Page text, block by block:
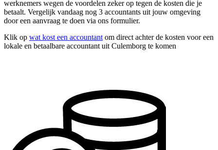
werknemers wegen de voordelen zeker op tegen de kosten die je
betaalt. Vergelijk vandaag nog 3 accountants uit jouw omgeving
door een aanvraag te doen via ons formulier.
Klik op wat kost een accountant om direct achter de kosten voor een
lokale en betaalbare accountant uit Culemborg te komen